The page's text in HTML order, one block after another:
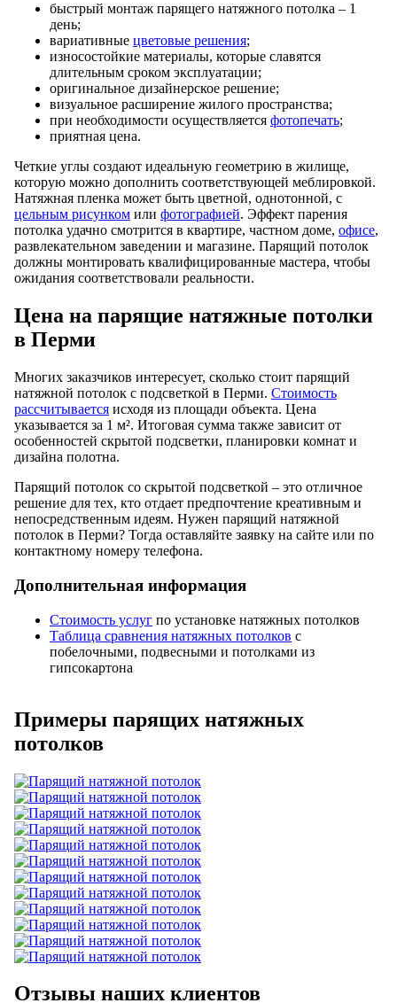
быстрый монтаж парящего натяжного потолка – 1
день;
вариативные цветовые решения;
износостойкие материалы, которые славятся
длительным сроком эксплуатации;
оригинальное дизайнерское решение;
визуальное расширение жилого пространства;
при необходимости осуществляется фотопечать;
приятная цена.
Четкие углы создают идеальную геометрию в жилище,
которую можно дополнить соответствующей меблировкой.
Натяжная пленка может быть цветной, однотонной, с
цельным рисунком или фотографией. Эффект парения
потолка удачно смотрится в квартире, частном доме, офисе,
развлекательном заведении и магазине. Парящий потолок
должны монтировать квалифицированные мастера, чтобы
ожидания соответствовали реальности.
Цена на парящие натяжные потолки
в Перми
Многих заказчиков интересует, сколько стоит парящий
натяжной потолок с подсветкой в Перми. Стоимость
рассчитывается исходя из площади объекта. Цена
указывается за 1 м². Итоговая сумма также зависит от
особенностей скрытой подсветки, планировки комнат и
дизайна полотна.
Парящий потолок со скрытой подсветкой – это отличное
решение для тех, кто отдает предпочтение креативным и
непосредственным идеям. Нужен парящий натяжной
потолок в Перми? Тогда оставляйте заявку на сайте или по
контактному номеру телефона.
Дополнительная информация
Стоимость услуг по установке натяжных потолков
Таблица сравнения натяжных потолков с
побелочными, подвесными и потолками из
гипсокартона
Примеры парящих натяжных
потолков
Отзывы наших клиентов